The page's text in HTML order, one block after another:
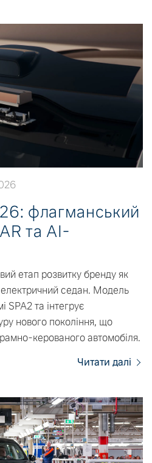
флагманський
та AI-
етап розвитку бренду як
седан. Модель
SPA2 та інтегрує
нового покоління, що
керованого автомобіля.
Читати далі